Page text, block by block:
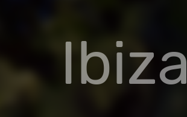
Ibiza